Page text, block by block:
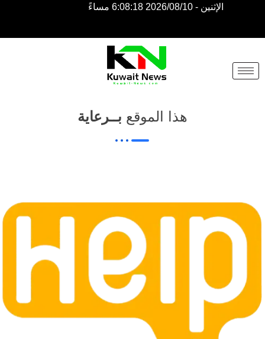
الإثنين - 2026/08/10 6:08:18 مساءً
NE
NEWS
ELEMENTOR
هذا الموقع بــرعاية